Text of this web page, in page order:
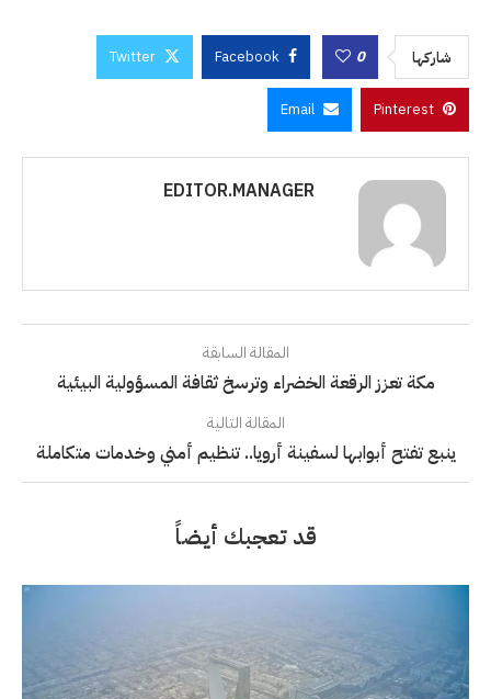
شاركها 0
Facebook
Twitter
Pinterest
Email
EDITOR.MANAGER
المقالة السابقة
مكة تعزز الرقعة الخضراء وترسخ ثقافة المسؤولية البيئية
المقالة التالية
ينبع تفتح أبوابها لسفينة أرويا.. تنظيم أمني وخدمات متكاملة
قد تعجبك أيضاً